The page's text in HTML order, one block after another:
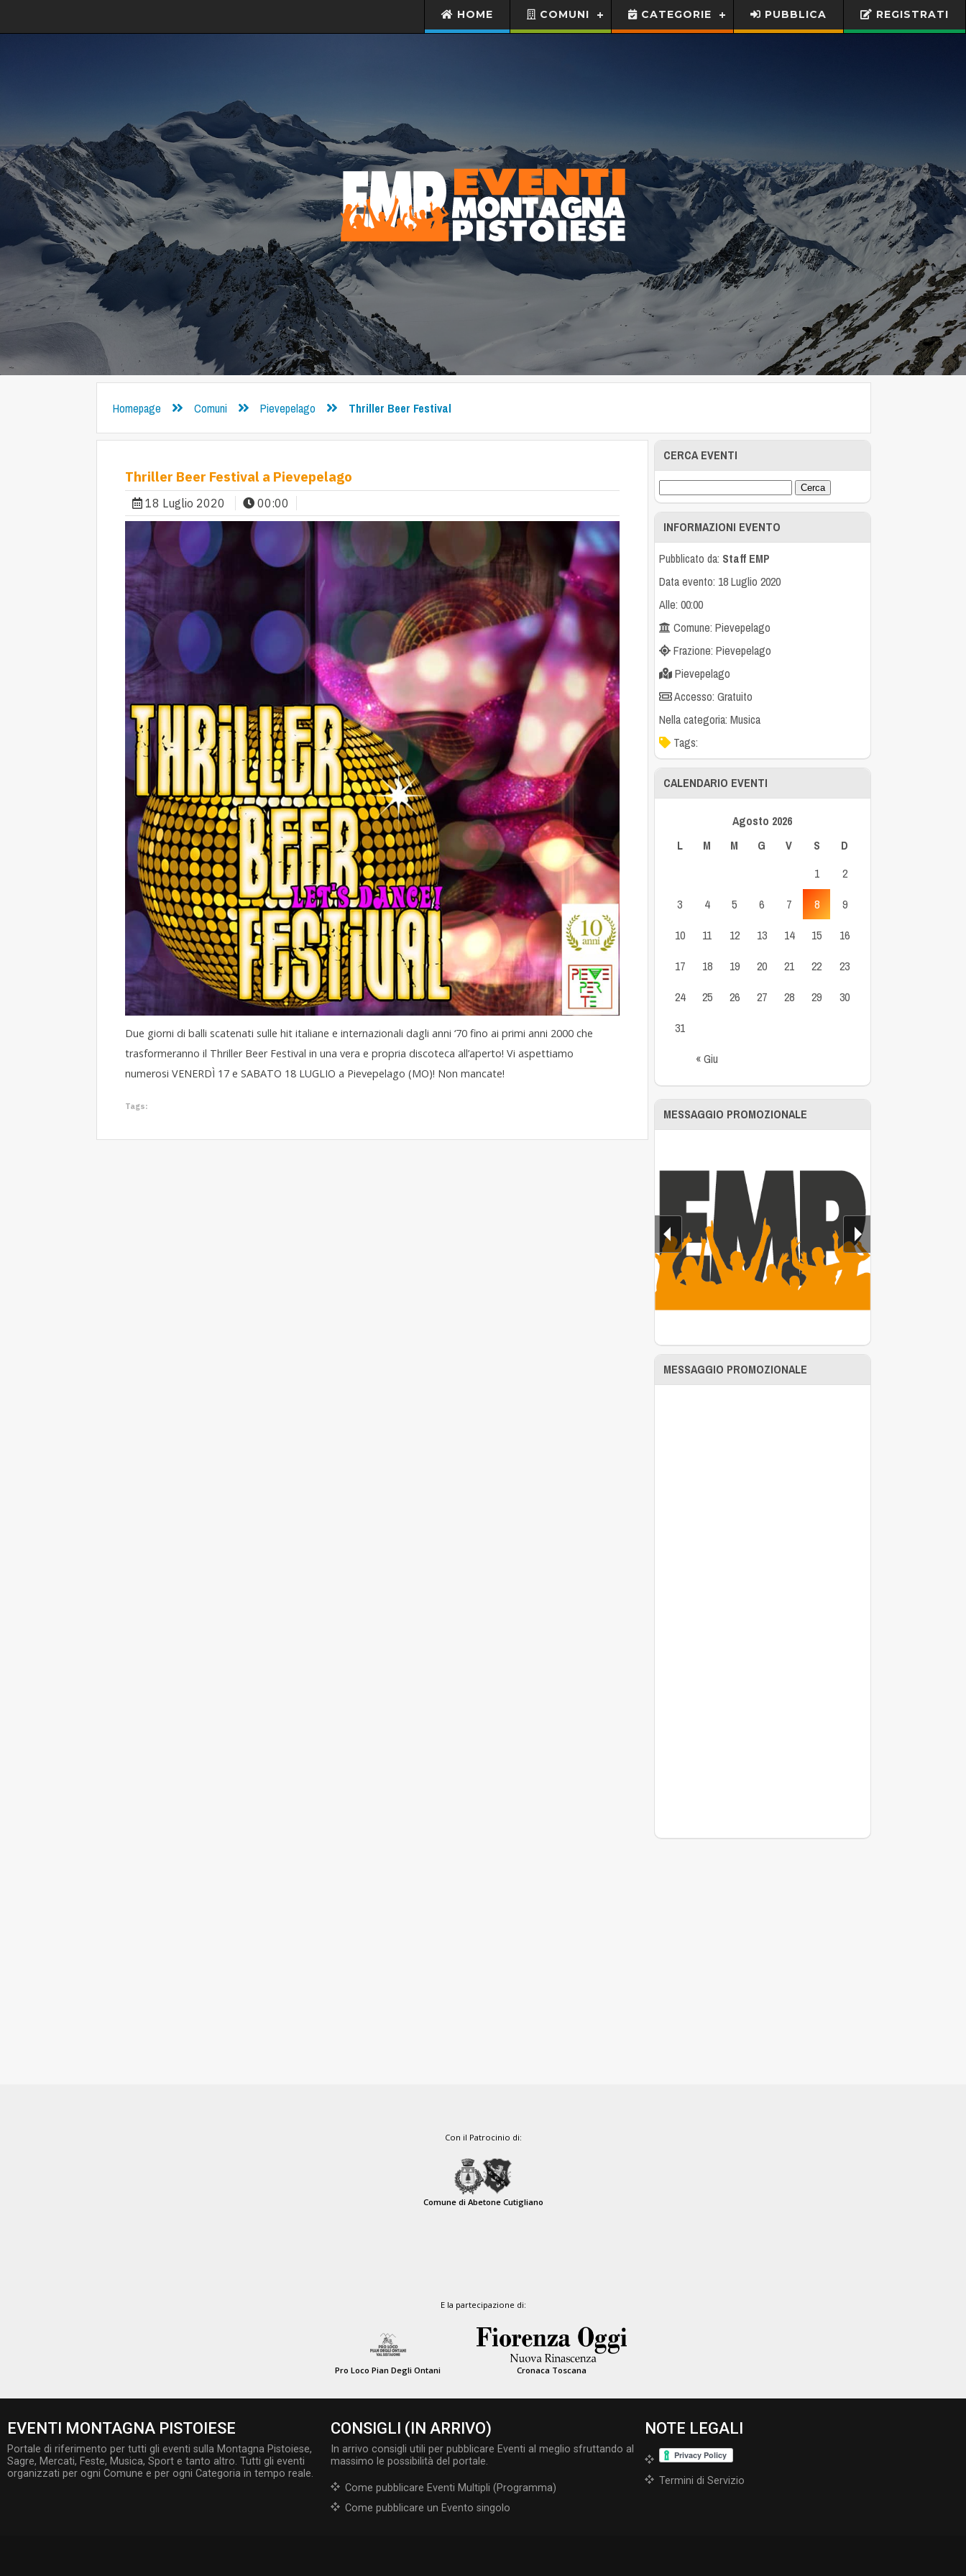
HOME COMUNI CATEGORIE PUBBLICA REGISTRATI
Homepage Comuni Pievepelago Thriller Beer Festival
Thriller Beer Festival a Pievepelago
18 Luglio 2020 00:00
Due giorni di balli scatenati sulle hit italiane e internazionali dagli anni ‘70 fino ai primi anni 2000 che
trasformeranno il Thriller Beer Festival in una vera e propria discoteca all’aperto! Vi aspettiamo
numerosi VENERDÌ 17 e SABATO 18 LUGLIO a Pievepelago (MO)! Non mancate!
Tags:
CERCA EVENTI
INFORMAZIONI EVENTO
Pubblicato da: Staff EMP
Data evento: 18 Luglio 2020
Alle: 00:00
Comune: Pievepelago
Frazione: Pievepelago
Pievepelago
Accesso: Gratuito
Nella categoria:Musica
Tags:
CALENDARIO EVENTI
Agosto 2026
L
M M G V S D
« Giu
1
2
3
4 5 6 7 8
9
10
11 12 13 14 15
16
17
18 19 20 21 22
23
24
25 26 27 28 29
30
31
MESSAGGIO PROMOZIONALE
MESSAGGIO PROMOZIONALE
Con il Patrocinio di:
Comune di Abetone Cutigliano
E la partecipazione di:
Pro Loco Pian Degli Ontani Cronaca Toscana
EVENTI MONTAGNA PISTOIESE
Portale di riferimento per tutti gli eventi sulla Montagna Pistoiese,
Sagre, Mercati, Feste, Musica, Sport e tanto altro. Tutti gli eventi
organizzati per ogni Comune e per ogni Categoria in tempo reale.
CONSIGLI (IN ARRIVO)
In arrivo consigli utili per pubblicare Eventi al meglio sfruttando al
massimo le possibilità del portale.
Come pubblicare Eventi Multipli (Programma)
Come pubblicare un Evento singolo
NOTE LEGALI
Termini di Servizio